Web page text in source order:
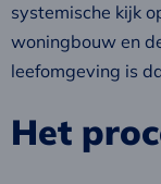
systemische kijk
woningbouw en
leefomgeving is
Het